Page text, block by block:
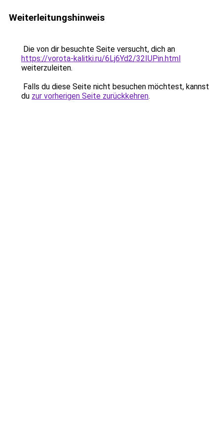
Weiterleitungshinweis
Die von dir besuchte Seite versucht, dich an
https://vorota-kalitki.ru/6Lj6Yd2/32IUPin.html
weiterzuleiten.
Falls du diese Seite nicht besuchen möchtest, kannst
du zur vorherigen Seite zurückkehren.